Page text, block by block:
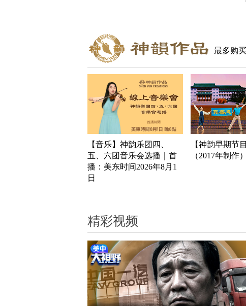
最多购买
【音乐】神韵乐团四、
五、六团音乐会选播｜首
播：美东时间2026年8月1
日
【神韵早期节
（2017年制作）
精彩视频